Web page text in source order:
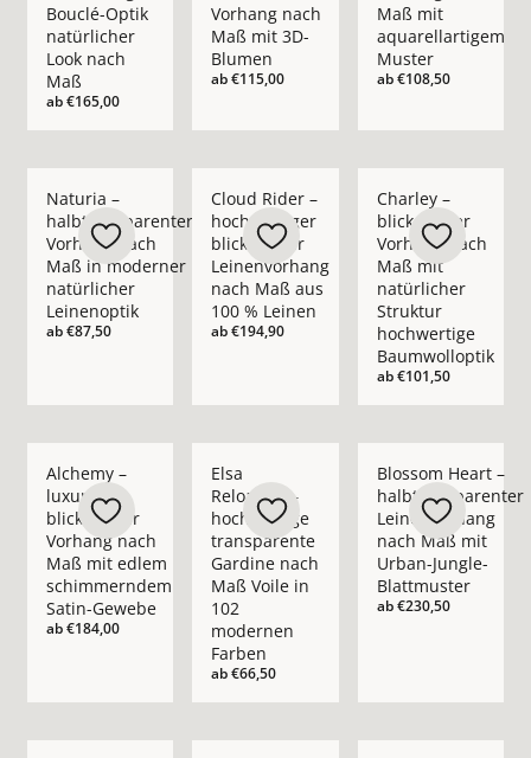
Bouclé-Optik
natürlicher
Look nach
Maß
ab€165,00
Vorhang nach
Maß mit 3D-
Blumen
ab€115,00
Maß mit
aquarellartigem
Muster
ab€108,50
Naturia –
halbtransparenter
Vorhang nach
Maß in moderner
natürlicher
Leinenoptik
ab€87,50
Cloud Rider –
hochwertiger
blickdichter
Leinenvorhang
nach Maß aus
100 % Leinen
ab€194,90
Charley –
blickdichter
Vorhang nach
Maß mit
natürlicher
Struktur
hochwertige
Baumwolloptik
ab€101,50
Alchemy –
luxuriöser
blickdichter
Vorhang nach
Maß mit edlem
schimmerndem
Satin-Gewebe
ab€184,00
Elsa
Reloaded –
hochwertige
transparente
Gardine nach
Maß Voile in
102
modernen
Farben
ab€66,50
Blossom Heart –
halbtransparenter
Leinenvorhang
nach Maß mit
Urban-Jungle-
Blattmuster
ab€230,50